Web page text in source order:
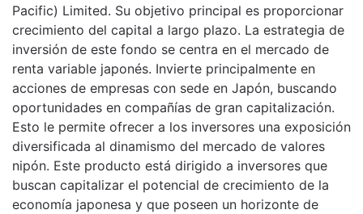
Pacific) Limited. Su objetivo principal es proporcionar
crecimiento del capital a largo plazo. La estrategia de
inversión de este fondo se centra en el mercado de
renta variable japonés. Invierte principalmente en
acciones de empresas con sede en Japón, buscando
oportunidades en compañías de gran capitalización.
Esto le permite ofrecer a los inversores una exposición
diversificada al dinamismo del mercado de valores
nipón. Este producto está dirigido a inversores que
buscan capitalizar el potencial de crecimiento de la
economía japonesa y que poseen un horizonte de